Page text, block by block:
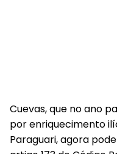
Cuevas, que no ano
por enriquecimento
Paraguari, agora